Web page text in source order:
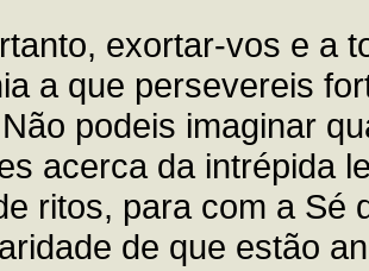
exortar-vos e a
a que persevereis
podeis imaginar
acerca da intrépida
ritos, para com a Sé
de que estão